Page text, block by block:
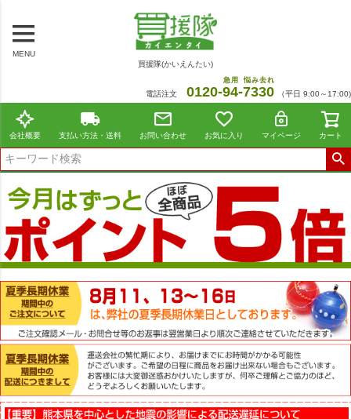
MENU
買援隊(かいえんたい)
電話注文 0120-94
急用
-7330
悩み去れ
（平日 9:00～17:00)
会社概要 支払い方法・送料 お問い合わせ お気に入り マイページ カート